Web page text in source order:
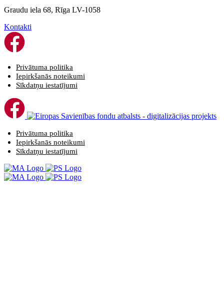
Graudu iela 68, Rīga LV-1058
Kontakti
Privātuma politika
Iepirkšanās noteikumi
Sīkdatņu iestatījumi
Privātuma politika
Iepirkšanās noteikumi
Sīkdatņu iestatījumi